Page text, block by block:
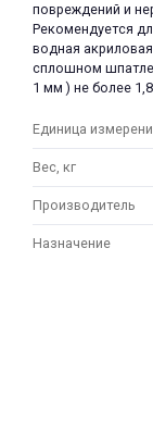
повреждений и
Рекомендуется
водная
сплошном
1 мм ) не более
Единица
Вес, кг
Производитель
Назначение
недели